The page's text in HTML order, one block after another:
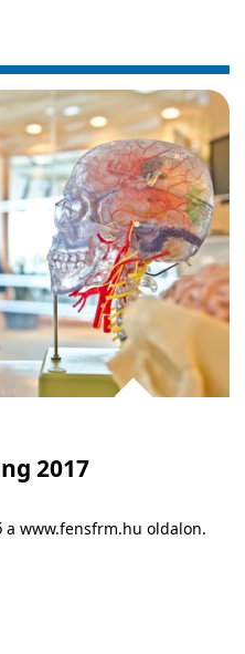
2017
www.fensfrm.hu oldalon.